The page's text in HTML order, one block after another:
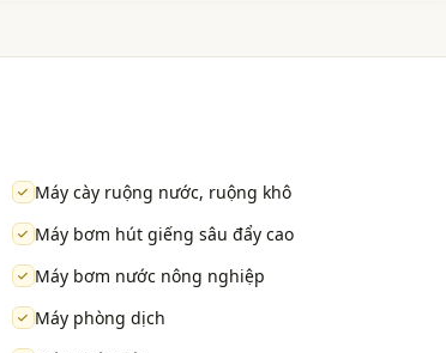
Máy cày ruộng nước, ruộng khô
Máy bơm hút giếng sâu đẩy cao
Máy bơm nước nông nghiệp
Máy phòng dịch